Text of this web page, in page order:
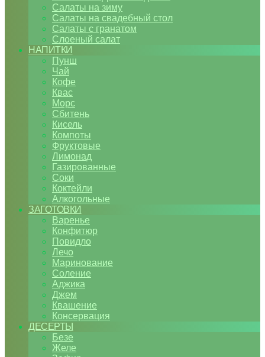
Салаты на зиму
Салаты на свадебный стол
Салаты с гранатом
Слоеный салат
НАПИТКИ
Пунш
Чай
Кофе
Квас
Морс
Сбитень
Кисель
Компоты
Фруктовые
Лимонад
Газированные
Соки
Коктейли
Алкогольные
ЗАГОТОВКИ
Варенье
Конфитюр
Повидло
Лечо
Маринование
Соление
Аджика
Джем
Квашение
Консервация
ДЕСЕРТЫ
Безе
Желе